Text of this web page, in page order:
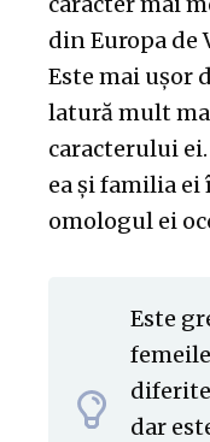
din Europa de
Este mai ușor
latură mult
caracterului
ea și familia
omologul ei
Este
dar